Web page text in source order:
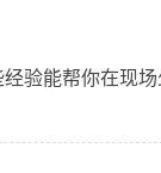
验能帮你在现场